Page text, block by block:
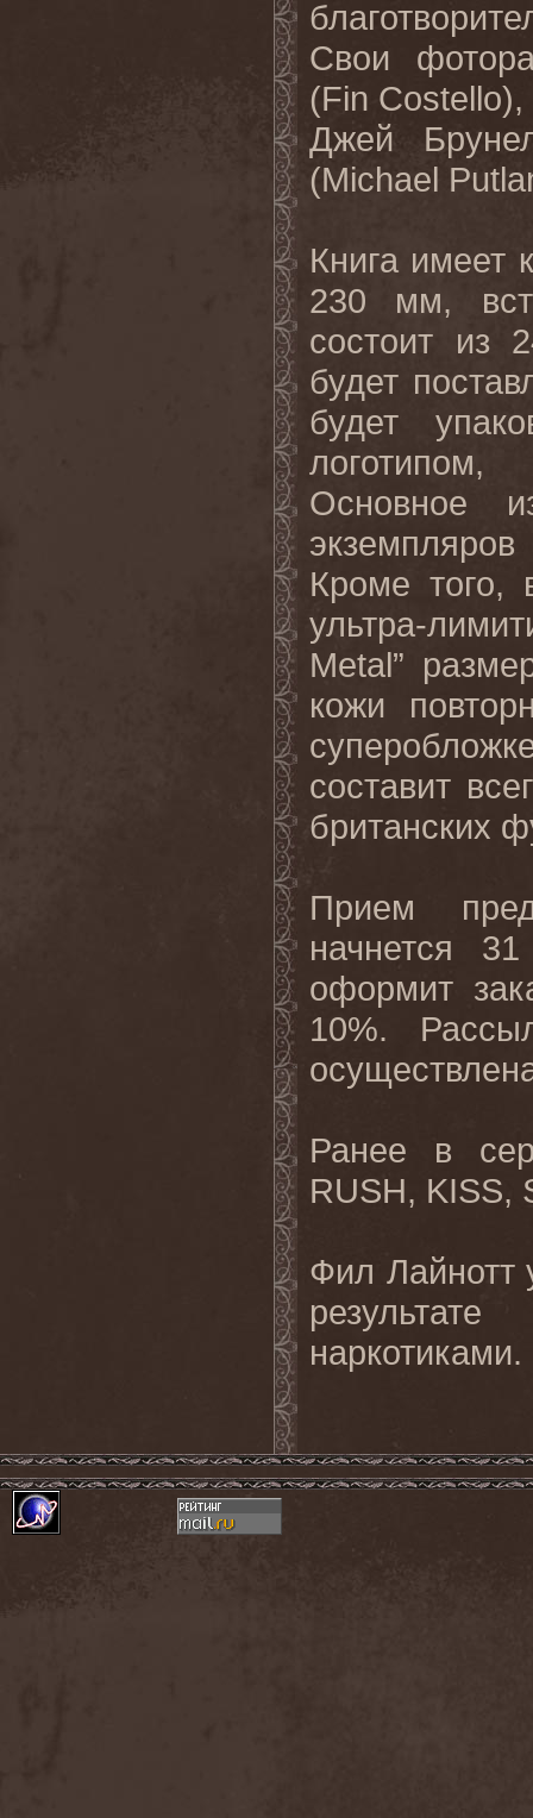
Свои
(Fin Costello),
Джей
(Michael
Книга имеет
230 мм,
состоит из
будет
будет
логотипом,
Основное
Кроме того,
ультра-
Metal”
кожи
составит
британских
Прием
начнется
оформит
10%.
Ранее в
RUSH, KISS,
Фил Лайнотт
наркотиками.